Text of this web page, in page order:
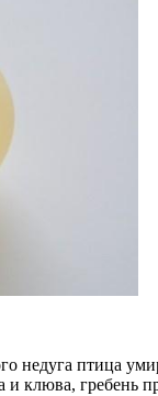
недуга птица
клюва, гребень